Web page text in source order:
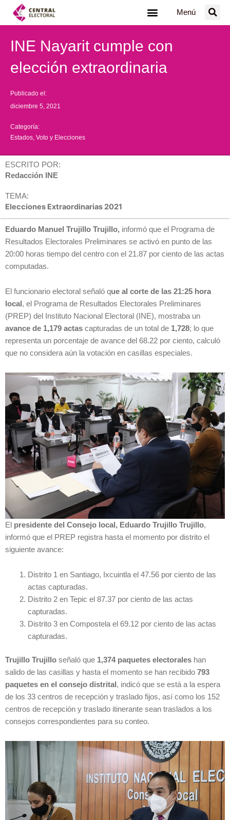
Menú
INE Nayarit cumple con
elección extraordinaria
Publicado el:
diciembre 5, 2021
Categoría:
Estados Voto y Elecciones
ESCRITO POR:
Redacción INE
TEMA:
Elecciones Extraordinarias 2021
Eduardo Manuel Trujillo Trujillo, informó que el Programa de
Resultados Electorales Preliminares se activó en punto de las
20:00 horas tiempo del centro con el 21.87 por ciento de las actas
computadas.
El funcionario electoral señaló que al corte de las 21:25 hora
local , el Programa de Resultados Electorales Preliminares
(PREP) del Instituto Nacional Electoral (INE), mostraba un
avance de 1,179 actas capturadas de un total de 1,728; lo que
representa un porcentaje de avance del 68.22 por ciento, calculó
que no considera aún la votación en casillas especiales.
El presidente del Consejo local, Eduardo Trujillo Trujillo,
informó que el PREP registra hasta el momento por distrito el
siguiente avance:
Distrito 1 en Santiago, Ixcuintla el 47.56 por ciento de las
actas capturadas.
Distrito 2 en Tepic el 87.37 por ciento de las actas
capturadas.
Distrito 3 en Compostela el 69.12 por ciento de las actas
capturadas.
Trujillo Trujillo señaló que 1,374 paquetes electorales han
salido de las casillas y hasta el momento se han recibido 793
paquetes en el consejo distrital , indicó que se está a la espera
de los 33 centros de recepción y traslado fijos, así como los 152
centros de recepción y traslado itinerante sean traslados a los
consejos correspondientes para su conteo.